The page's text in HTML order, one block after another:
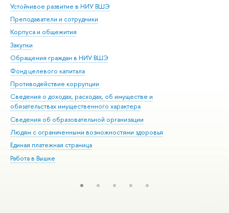
Устойчивое развитие в НИУ ВШЭ
Преподаватели и сотрудники
Корпуса и общежития
Закупки
Обращения граждан в НИУ ВШЭ
Фонд целевого капитала
Противодействие коррупции
Сведения о доходах, расходах, об имуществе и
обязательствах имущественного характера
Сведения об образовательной организации
Людям с ограниченными возможностями здоровья
Единая платежная страница
Работа в Вышке